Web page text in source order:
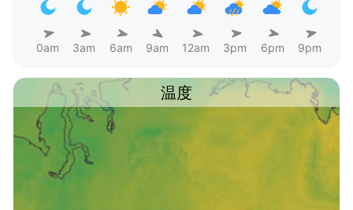
0am 3am 6am 9am 12am 3pm 6pm 9pm
温度